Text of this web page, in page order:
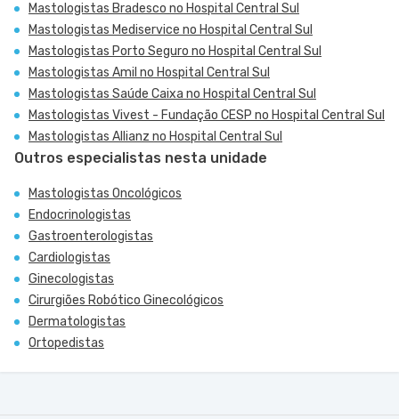
Mastologistas Bradesco no Hospital Central Sul
Mastologistas Mediservice no Hospital Central Sul
Mastologistas Porto Seguro no Hospital Central Sul
Mastologistas Amil no Hospital Central Sul
Mastologistas Saúde Caixa no Hospital Central Sul
Mastologistas Vivest - Fundação CESP no Hospital Central Sul
Mastologistas Allianz no Hospital Central Sul
Outros especialistas nesta unidade
Mastologistas Oncológicos
Endocrinologistas
Gastroenterologistas
Cardiologistas
Ginecologistas
Cirurgiões Robótico Ginecológicos
Dermatologistas
Ortopedistas